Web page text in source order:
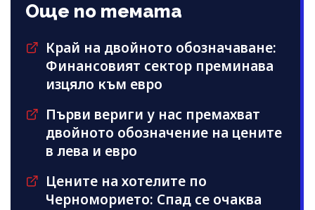
Още по темата
Край на двойното обозначаване:
Финансовият сектор преминава
изцяло към евро
Първи вериги у нас премахват
двойното обозначение на цените
в лева и евро
Цените на хотелите по
Черноморието: Спад се очаква